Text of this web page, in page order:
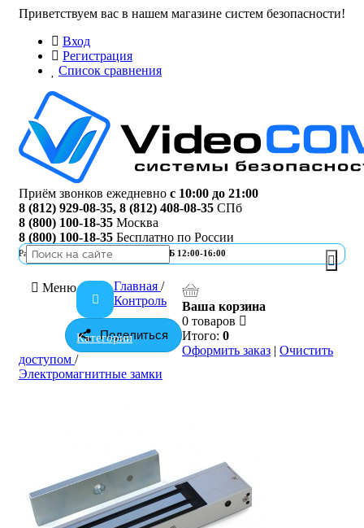
Приветствуем вас в нашем магазине систем безопасности!
Вход
Регистрация
Список сравнения
Приём звонков ежедневно с 10:00 до 21:00
8 (812) 929-08-35, 8 (812) 408-08-35 СПб
8 (800) 100-18-35 Москва
8 (800) 100-18-35 Бесплатно по России
Работа офисаПН-ПТ 10:00-19:00 | СБ 12:00-16:00
Меню
Категории
Ваша корзина
0 товаров
Итого: 0
Оформить заказ | Очистить
Поделиться
Главная /
Контроль
доступом /
Электромагнитные замки